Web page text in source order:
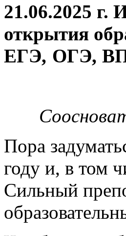
21.06.2025 г.
открытия
ЕГЭ, ОГЭ,
Пора
году и, в том
Сильный